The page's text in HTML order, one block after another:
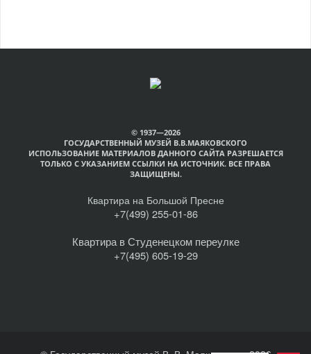
© 1937—2026
ГОСУДАРСТВЕННЫЙ МУЗЕЙ В.В.МАЯКОВСКОГО
ИСПОЛЬЗОВАНИЕ МАТЕРИАЛОВ ДАННОГО САЙТА РАЗРЕШАЕТСЯ
ТОЛЬКО С УКАЗАНИЕМ ССЫЛКИ НА ИСТОЧНИК. ВСЕ ПРАВА
ЗАЩИЩЕНЫ.
Квартира на Большой Пресне
+7(499) 255-01-86
Квартира в Студенецком переулке
+7(495) 605-19-29